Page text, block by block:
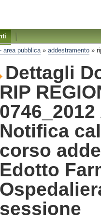
area pubblica» addestramento»
Dettagli
RIP
0746_2012
Notifica
corso
Edotto
sessione